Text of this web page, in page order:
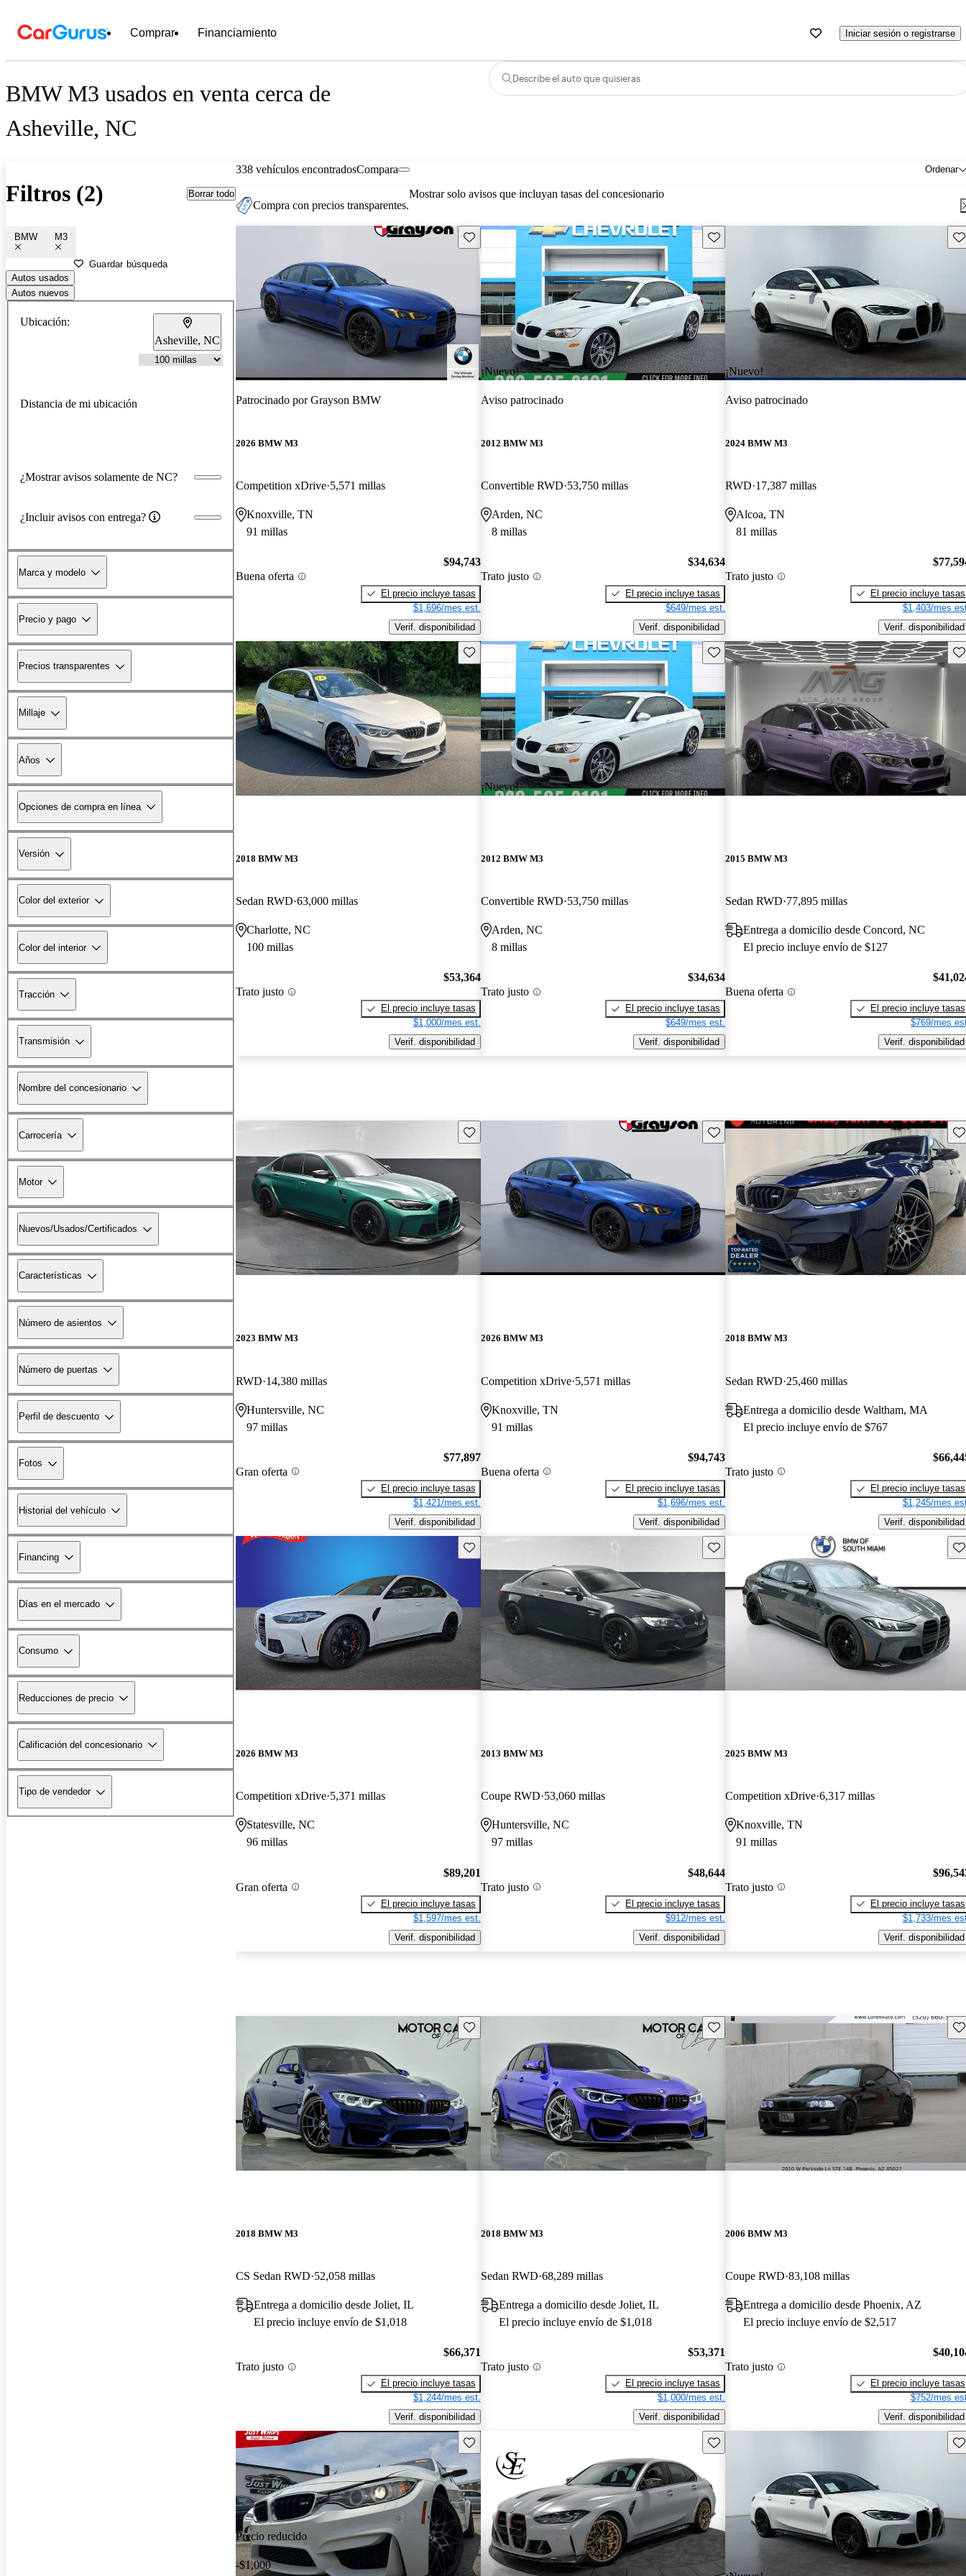
Comprar Financiamiento Iniciar sesión o registrarse
BMW M3 usados en venta cerca de
Asheville, NC
Describe el auto que quisieras
Filtros (2) Borrar todo
BMW M3
Guardar búsqueda
Autos usados
Autos nuevos
Ubicación:
Asheville, NC
Distancia de mi ubicación
¿Mostrar avisos solamente de NC?
¿Incluir avisos con entrega?
Marca y modelo
Precio y pago
Precios transparentes
Millaje
Años
Opciones de compra en línea
Versión
Color del exterior
Color del interior
Tracción
Transmisión
Nombre del concesionario
Carrocería
Motor
Nuevos/Usados/Certificados
Características
Número de asientos
Número de puertas
Perfil de descuento
Fotos
Historial del vehículo
Financing
Días en el mercado
Consumo
Reducciones de precio
Calificación del concesionario
Tipo de vendedor
338 vehículos encontrados Ordenar
Compara
Compra con precios transparentes.
Mostrar solo avisos que incluyan tasas del concesionario
Guarda este Aviso
Patrocinado porGrayson BMW
2026 BMW M3
Competition xDrive 5,571 millas
Knoxville, TN
91 millas
Buena oferta
$94,743
El precio incluye tasas
$1,696/mes est.
Verif. disponibilidad
¡Nuevo!
Guarda este Aviso
Aviso patrocinado
2012 BMW M3
Convertible RWD 53,750 millas
Arden, NC
8 millas
Trato justo
$34,634
El precio incluye tasas
$649/mes est.
Verif. disponibilidad
¡Nuevo!
Aviso patrocinado
2024 BMW M3
RWD 17,387 millas
Alcoa, TN
81 millas
Trato justo
El precio incluye tasas
$1,403/mes
Verif. disponibilidad
Guarda este Aviso
2018 BMW M3
Sedan RWD 63,000 millas
Charlotte, NC
100 millas
Trato justo
$53,364
El precio incluye tasas
$1,000/mes est.
Verif. disponibilidad
¡Nuevo!
Guarda este Aviso
2012 BMW M3
Convertible RWD 53,750 millas
Arden, NC
8 millas
Trato justo
$34,634
El precio incluye tasas
$649/mes est.
Verif. disponibilidad
2015 BMW M3
Sedan RWD 77,895 millas
Entrega a domicilio desde Concord, NC
El precio incluye envío de $127
Buena oferta
El precio incluye tasas
$769/mes
Verif. disponibilidad
Guarda este Aviso
2023 BMW M3
RWD 14,380 millas
Huntersville, NC
97 millas
Gran oferta
$77,897
El precio incluye tasas
$1,421/mes est.
Verif. disponibilidad
Guarda este Aviso
2026 BMW M3
Competition xDrive 5,571 millas
Knoxville, TN
91 millas
Buena oferta
$94,743
El precio incluye tasas
$1,696/mes est.
Verif. disponibilidad
2018 BMW M3
Sedan RWD 25,460 millas
Entrega a domicilio desde Waltham, MA
El precio incluye envío de $767
Trato justo
El precio incluye tasas
$1,245/mes
Verif. disponibilidad
Guarda este Aviso
2026 BMW M3
Competition xDrive 5,371 millas
Statesville, NC
96 millas
Gran oferta
$89,201
El precio incluye tasas
$1,597/mes est.
Verif. disponibilidad
Guarda este Aviso
2013 BMW M3
Coupe RWD 53,060 millas
Huntersville, NC
97 millas
Trato justo
$48,644
El precio incluye tasas
$912/mes est.
Verif. disponibilidad
2025 BMW M3
Competition xDrive 6,317 millas
Knoxville, TN
91 millas
Trato justo
El precio incluye tasas
$1,733/mes
Verif. disponibilidad
Guarda este Aviso
2018 BMW M3
CS Sedan RWD 52,058 millas
Entrega a domicilio desde Joliet, IL
El precio incluye envío de $1,018
Trato justo
$66,371
El precio incluye tasas
$1,244/mes est.
Verif. disponibilidad
Guarda este Aviso
2018 BMW M3
Sedan RWD 68,289 millas
Entrega a domicilio desde Joliet, IL
El precio incluye envío de $1,018
Trato justo
$53,371
El precio incluye tasas
$1,000/mes est.
Verif. disponibilidad
2006 BMW M3
Coupe RWD 83,108 millas
Entrega a domicilio desde Phoenix, AZ
El precio incluye envío de $2,517
Trato justo
El precio incluye tasas
$752/mes
Verif. disponibilidad
Precio reducido
-$1,000
Guarda este Aviso Guarda este Aviso